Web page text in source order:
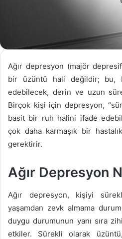
Ağır depresyon (majör
bir üzüntü hali değildir; bu,
edebilecek, derin ve uzun
Birçok kişi için depresyon,
basit bir ruh halini ifade
çok daha karmaşık bir
gerektirir.
Ağır Depresyon
Ağır depresyon, kişiyi
yaşamdan zevk almama
duygu durumunun yanı sıra
etkiler. Sürekli olarak